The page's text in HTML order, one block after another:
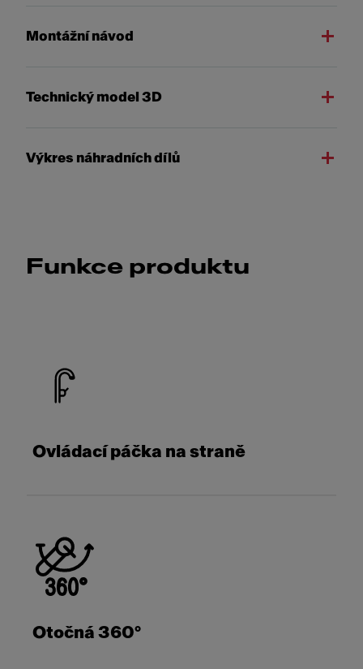
Montážní návod
Technický model 3D
Výkres náhradních dílů
Funkce produktu
Ovládací páčka na straně
Otočná 360°